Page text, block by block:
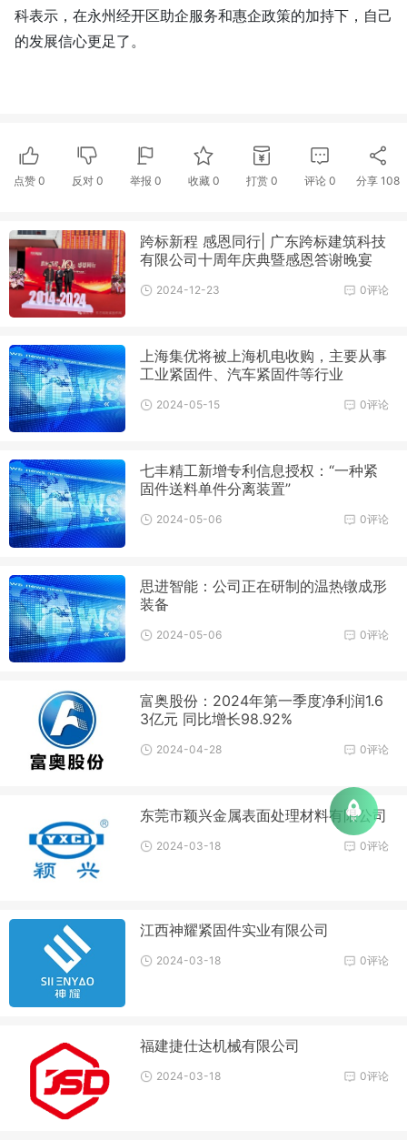
科表示，在永州经开区助企服务和惠企政策的加持下，自己
的发展信心更足了。
点赞 0 反对 0 举报 0 收藏 0 打赏 0 评论 0 分享 108
跨标新程 感恩同行| 广东跨标建筑科技
有限公司十周年庆典暨感恩答谢晚宴
0评论
2024-12-23
上海集优将被上海机电收购，主要从事
工业紧固件、汽车紧固件等行业
0评论
2024-05-15
七丰精工新增专利信息授权：“一种紧
固件送料单件分离装置”
0评论
2024-05-06
思进智能：公司正在研制的温热镦成形
装备
0评论
2024-05-06
富奥股份：2024年第一季度净利润1.6
3亿元 同比增长98.92%
0评论
2024-04-28
东莞市颖兴金属表面处理材料有限公司
0评论
2024-03-18
江西神耀紧固件实业有限公司
0评论
2024-03-18
福建捷仕达机械有限公司
0评论
2024-03-18